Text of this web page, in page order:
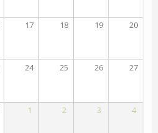
17 18 19 20
24 25 26 27
1 2 3 4